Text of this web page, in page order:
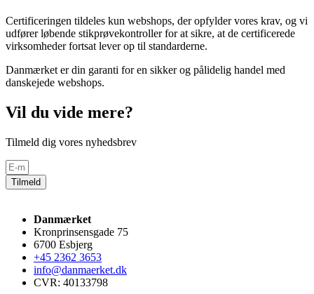
Certificeringen tildeles kun webshops, der opfylder vores krav, og vi
udfører løbende stikprøvekontroller for at sikre, at de certificerede
virksomheder fortsat lever op til standarderne.
Danmærket er din garanti for en sikker og pålidelig handel med
danskejede webshops.
Vil du vide mere?
Tilmeld dig vores nyhedsbrev
Tilmeld
Danmærket
Kronprinsensgade 75
6700 Esbjerg
+45 2362 3653
info@danmaerket.dk
CVR: 40133798